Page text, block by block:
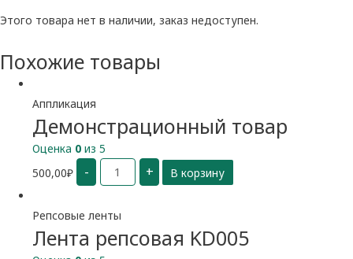
Этого товара нет в наличии, заказ недоступен.
Похожие товары
Аппликация
Демонстрационный товар
Оценка 0 из 5
500,00₽ -
Количество
Демонстрационный
товар
+ В корзину
Репсовые ленты
Лента репсовая KD005